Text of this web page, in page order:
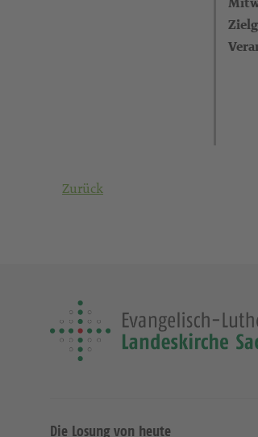
Zurück
Die Losung von heute